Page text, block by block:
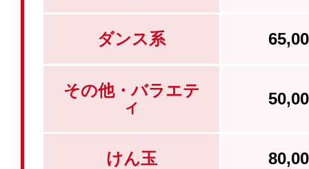
ダンス系
その他・バラエテ
ィ
けん玉